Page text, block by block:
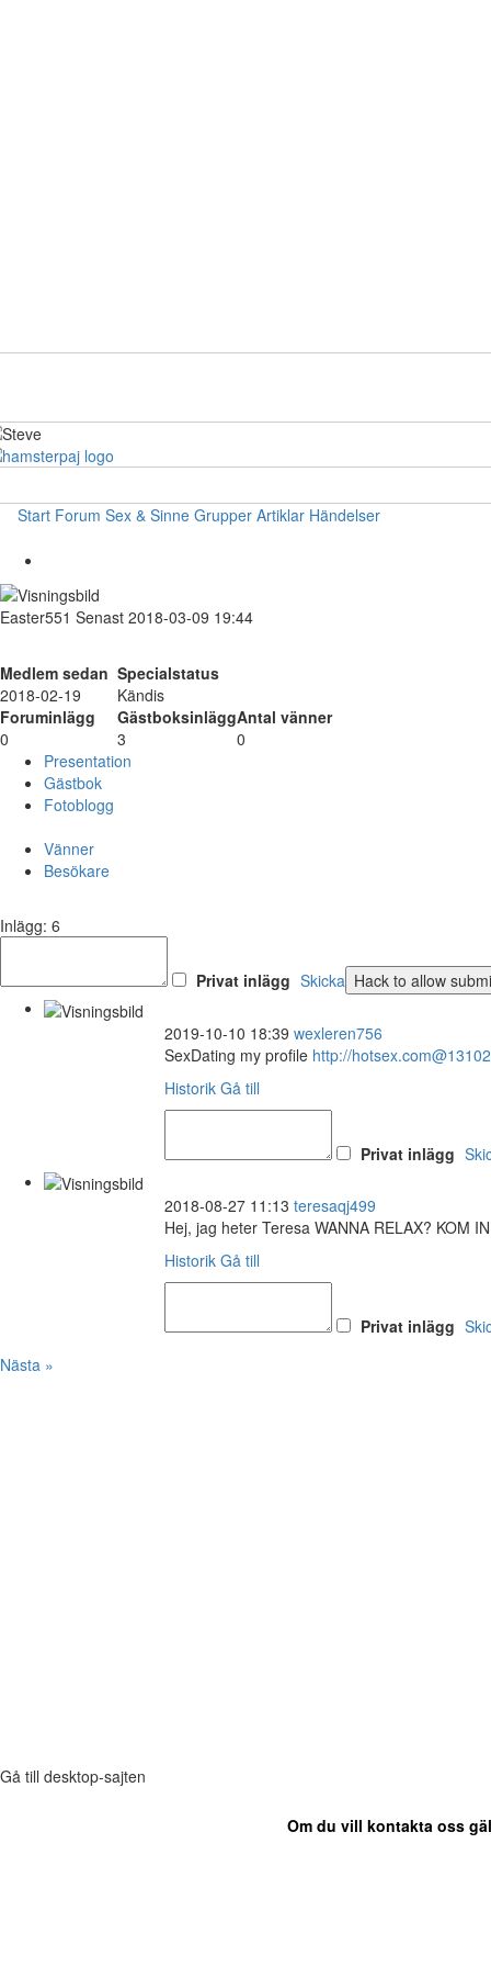
Start Forum Sex & Sinne Grupper Artiklar Händelser
Easter551 Senast 2018-03-09 19:44
Medlem sedan Specialstatus
2018-02-19
Kändis
Foruminlägg
GästboksinläggAntal vänner
0
3
0
Presentation
Gästbok
Fotoblogg
Vänner
Besökare
Inlägg: 6
Privat inlägg Skicka
2019-10-10 18:39 wexleren756
SexDating my profile http://
Historik Gå till
Privat inlägg
2018-08-27 11:13 teresaqj499
Hej, jag heter Teresa WANNA RELAX? KOM
Historik Gå till
Privat inlägg
Nästa »
Gå till desktop-sajten
Om du vill kontakta oss